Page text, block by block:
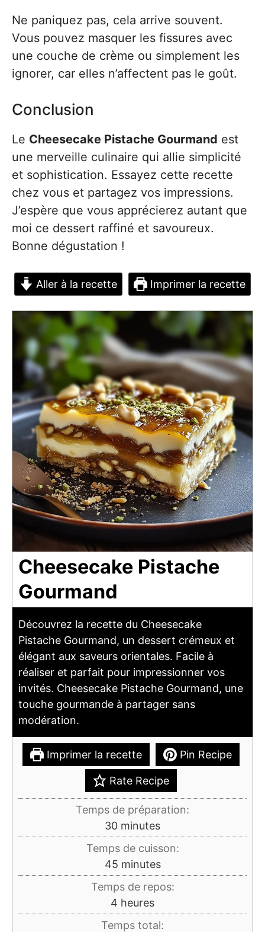
Ne paniquez pas, cela arrive souvent.
Vous pouvez masquer les fissures avec
une couche de crème ou simplement les
ignorer, car elles n’affectent pas le goût.
Conclusion
Le Cheesecake Pistache Gourmand est
une merveille culinaire qui allie simplicité
et sophistication. Essayez cette recette
chez vous et partagez vos impressions.
J’espère que vous apprécierez autant que
moi ce dessert raffiné et savoureux.
Bonne dégustation !
Aller à la recette Imprimer la recette
Cheesecake Pistache
Gourmand
Découvrez la recette du Cheesecake
Pistache Gourmand, un dessert crémeux et
élégant aux saveurs orientales. Facile à
réaliser et parfait pour impressionner vos
invités. Cheesecake Pistache Gourmand, une
touche gourmande à partager sans
modération.
Imprimer la recette Pin Recipe
Rate Recipe
Temps de préparation:
30minutes
minutes
Temps de cuisson:
45minutes
minutes
Temps de repos:
4 heures
heures
Temps total: